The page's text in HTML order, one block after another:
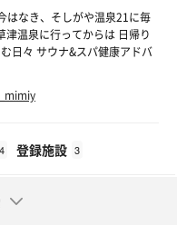
はなき、そしがや温泉21に毎
津温泉に行ってからは 日帰り
日々 サウナ&スパ健康アドバ
登録施設 3